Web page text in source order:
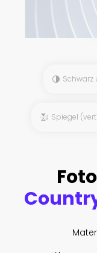
Schwarz
Spiegel